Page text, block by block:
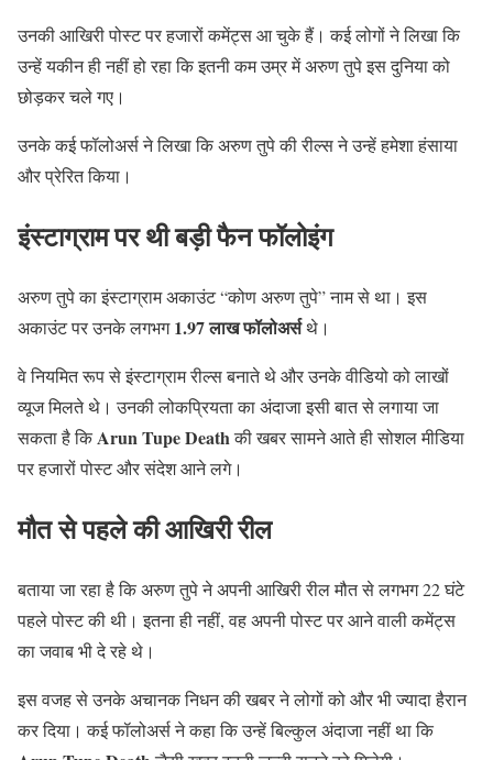
उनकी आखिरी पोस्ट पर हजारों कमेंट्स आ चुके हैं। कई लोगों ने लिखा कि
उन्हें यकीन ही नहीं हो रहा कि इतनी कम उम्र में अरुण तुपे इस दुनिया को
छोड़कर चले गए।
उनके कई फॉलोअर्स ने लिखा कि अरुण तुपे की रील्स ने उन्हें हमेशा हंसाया
और प्रेरित किया।
इंस्टाग्राम पर थी बड़ी फैन फॉलोइंग
अरुण तुपे का इंस्टाग्राम अकाउंट “कोण अरुण तुपे” नाम से था। इस
अकाउंट पर उनके लगभग1.97 लाख फॉलोअर्सथे।
वे नियमित रूप से इंस्टाग्राम रील्स बनाते थे और उनके वीडियो को लाखों
व्यूज मिलते थे। उनकी लोकप्रियता का अंदाजा इसी बात से लगाया जा
सकता है किArun Tupe Deathकी खबर सामने आते ही सोशल मीडिया
पर हजारों पोस्ट और संदेश आने लगे।
मौत से पहले की आखिरी रील
बताया जा रहा है कि अरुण तुपे ने अपनी आखिरी रील मौत से लगभग 22 घंटे
पहले पोस्ट की थी। इतना ही नहीं, वह अपनी पोस्ट पर आने वाली कमेंट्स
का जवाब भी दे रहे थे।
इस वजह से उनके अचानक निधन की खबर ने लोगों को और भी ज्यादा हैरान
कर दिया। कई फॉलोअर्स ने कहा कि उन्हें बिल्कुल अंदाजा नहीं था कि